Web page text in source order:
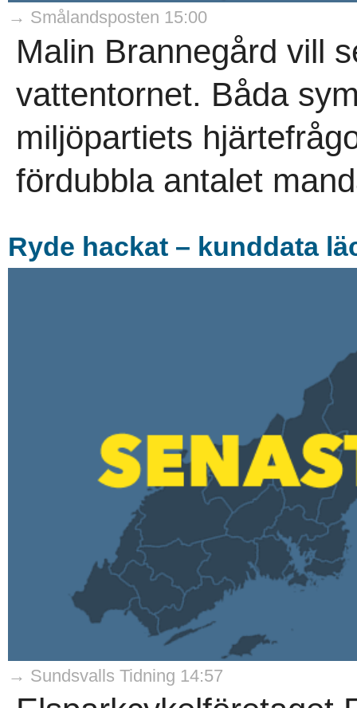
→ Smålandsposten 15:00
Malin Brannegård vill
vattentornet. Båda
miljöpartiets
fördubbla antalet
Ryde hackat – kunddata
→ Sundsvalls Tidning 14:57